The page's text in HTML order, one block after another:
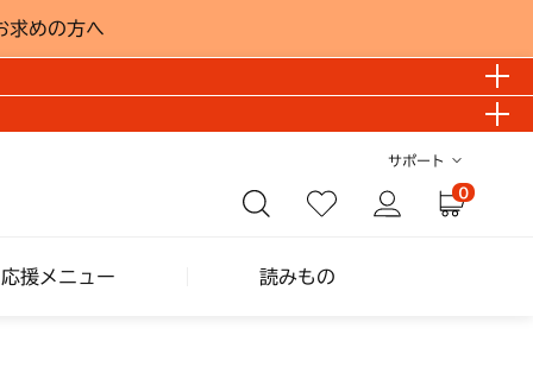
求めの方へ
サポート
0
援メニュー 読みもの